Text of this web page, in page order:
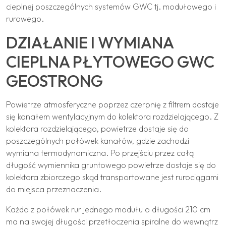
cieplnej poszczególnych systemów GWC tj. modułowego i
rurowego.
DZIAŁANIE I WYMIANA
CIEPLNA PŁYTOWEGO GWC
GEOSTRONG
Powietrze atmosferyczne poprzez czerpnię z filtrem dostaje
się kanałem wentylacyjnym do kolektora rozdzielającego. Z
kolektora rozdzielającego, powietrze dostaje się do
poszczególnych połówek kanałów, gdzie zachodzi
wymiana termodynamiczna. Po przejściu przez całą
długość wymiennika gruntowego powietrze dostaje się do
kolektora zbiorczego skąd transportowane jest rurociągami
do miejsca przeznaczenia.
Każda z połówek rur jednego modułu o długości 210 cm
ma na swojej długości przetłoczenia spiralne do wewnątrz